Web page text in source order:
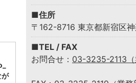
が
■住所
〒162-8716 東京都新宿区
■TEL / FAX
お問合せ： 03-3235-2113（